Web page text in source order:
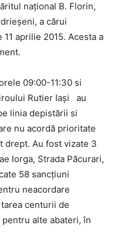
naţional B. Florin,
a cărui
aprilie 2015. Acesta a
09:00-11:30 si
Rutier Iaşi au
linia depistării si
nu acordă prioritate
drept. Au fost vizate 3
Iorga, Strada Păcurari,
58 sancţiuni
neacordare
centurii de
alte abateri, în